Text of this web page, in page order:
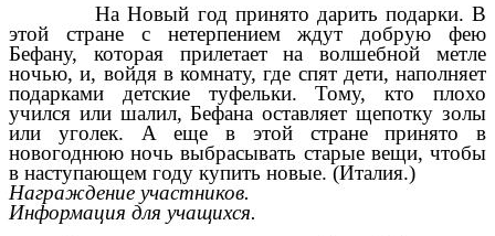
На Новый год принято дарить подарки. В
этой стране с нетерпением ждут добрую фею
Бефану, которая прилетает на волшебной метле
ночью, и, войдя в комнату, где спят дети, наполняет
подарками детские туфельки. Тому, кто плохо
учился или шалил, Бефана оставляет щепотку золы
или уголек. А еще в этой стране принято в
новогоднюю ночь выбрасывать старые вещи, чтобы
в наступающем году купить новые. (Италия.)
Награждение участников.
Информация для учащихся.